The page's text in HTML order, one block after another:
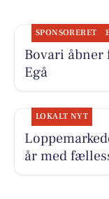
SPONSORERET
Bovari
Egå
LOKALT NYT
år med